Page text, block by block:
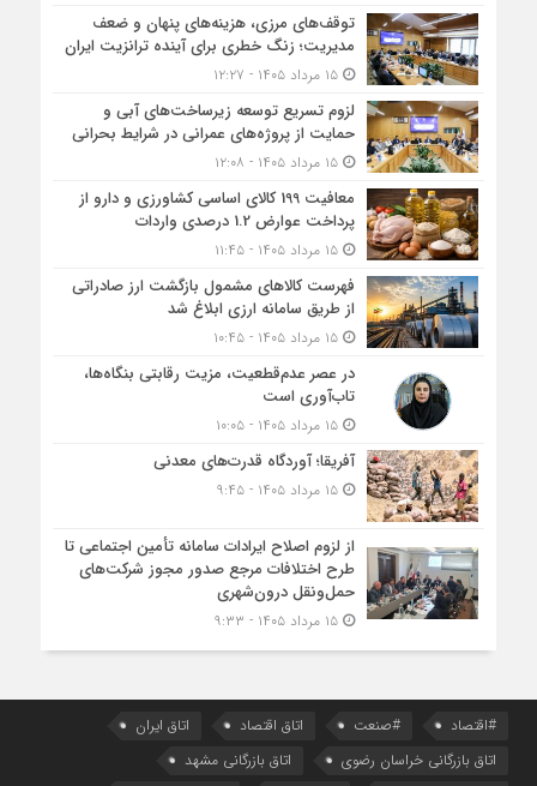
توقف‌های مرزی، هزینه‌های پنهان و ضعف
مدیریت؛ زنگ خطری برای آینده ترانزیت ایران
۱۵ مرداد ۱۴۰۵ - ۱۲:۲۷
لزوم تسریع توسعه زیرساخت‌های آبی و
حمایت از پروژه‌های عمرانی در شرایط بحرانی
۱۵ مرداد ۱۴۰۵ - ۱۲:۰۸
معافیت 199 کالای اساسی کشاورزی و دارو از
پرداخت عوارض 1.2 درصدی واردات
۱۵ مرداد ۱۴۰۵ - ۱۱:۴۵
فهرست کالاهای مشمول بازگشت ارز صادراتی
از طریق سامانه ارزی ابلاغ شد
۱۵ مرداد ۱۴۰۵ - ۱۰:۴۵
در عصر عدم‌قطعیت، مزیت رقابتی بنگاه‌ها،
تاب‌آوری است
۱۵ مرداد ۱۴۰۵ - ۱۰:۰۵
آفریقا؛ آوردگاه قدرت‌های معدنی
۱۵ مرداد ۱۴۰۵ - ۹:۴۵
از لزوم اصلاح ایرادات سامانه تأمین اجتماعی تا
طرح اختلافات مرجع صدور مجوز شرکت‌های
حمل‌ونقل درون‌شهری
۱۵ مرداد ۱۴۰۵ - ۹:۳۳
#اقتصاد #صنعت اتاق اقتصاد
اتاق ایران
اتاق بازرگانی خراسان رضوی
اتاق بازرگانی مشهد